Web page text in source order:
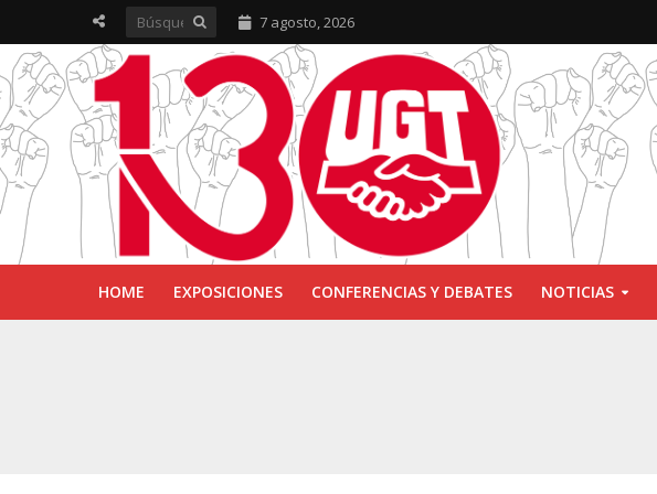
7 agosto, 2026
HOME EXPOSICIONES CONFERENCIAS Y DEBATES NOTICIAS